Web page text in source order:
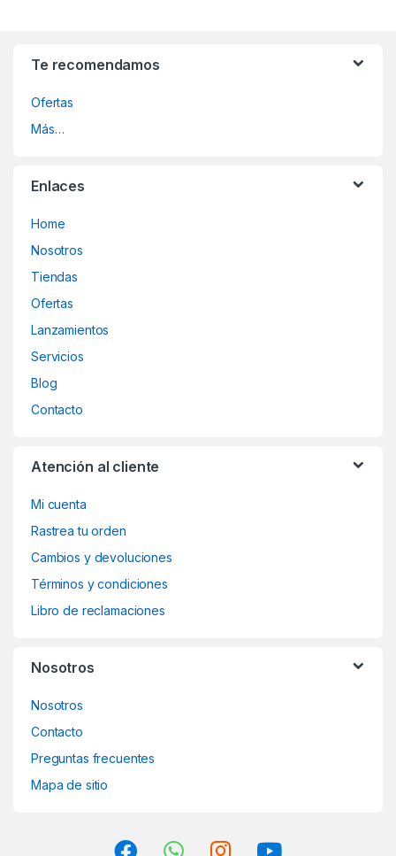
Te recomendamos
Ofertas
Más…
Enlaces
Home
Nosotros
Tiendas
Ofertas
Lanzamientos
Servicios
Blog
Contacto
Atención al cliente
Mi cuenta
Rastrea tu orden
Cambios y devoluciones
Términos y condiciones
Libro de reclamaciones
Nosotros
Nosotros
Contacto
Preguntas frecuentes
Mapa de sitio